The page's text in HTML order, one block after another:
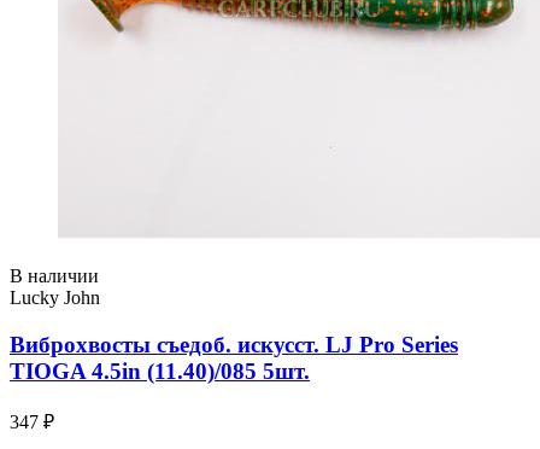
В наличии
Lucky John
Виброхвосты съедоб. искусст. LJ Pro Series
TIOGA 4.5in (11.40)/085 5шт.
347 ₽